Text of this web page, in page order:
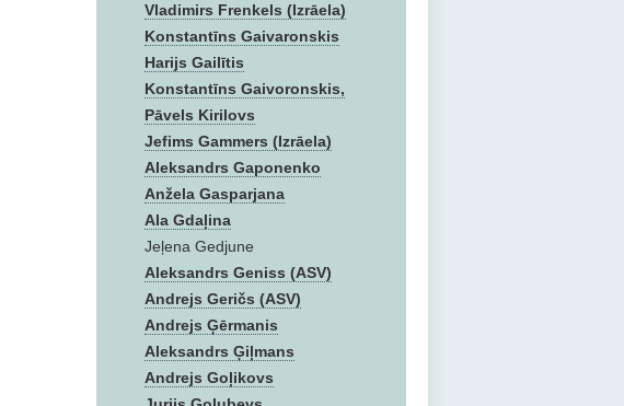
Vladimirs Frenkels (Izrāela)
Konstantīns Gaivaronskis
Harijs Gailītis
Konstantīns Gaivoronskis,
Pāvels Kirilovs
Jefims Gammers (Izrāela)
Aleksandrs Gaponenko
Anžela Gasparjana
Ala Gdaļina
Jeļena Gedjune
Aleksandrs Geniss (ASV)
Andrejs Geričs (ASV)
Andrejs Ģērmanis
Aleksandrs Ģiļmans
Andrejs Goļikovs